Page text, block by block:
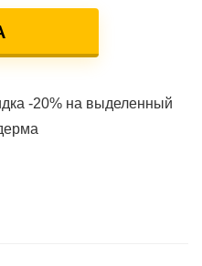
-20% на выделенный